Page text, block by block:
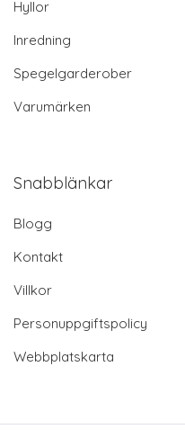
Hyllor
Inredning
Spegelgarderober
Varumärken
Snabblänkar
Blogg
Kontakt
Villkor
Personuppgiftspolicy
Webbplatskarta